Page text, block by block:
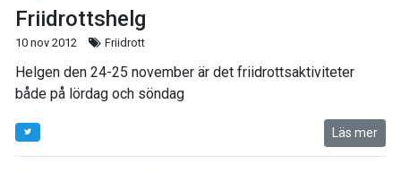
Friidrottshelg
10 nov 2012 Friidrott
Helgen den 24-25 november är det friidrottsaktiviteter
både på lördag och söndag
Läs mer